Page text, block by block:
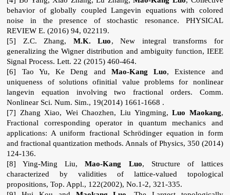
behavior of globally coupled Langevin equations with colored
noise in the presence of stochastic resonance. PHYSICAL
REVIEW E. (2016) 94, 022119.
[5] Z.C. Zhang, M.K. Luo, New integral transforms for
generalizing the Wigner distribution and ambiguity function, IEEE
Signal Process. Lett. 22 (2015) 460-464.
[6] Tao Yu, Ke Deng and Mao-Kang Luo, Existence and
uniqueness of solutions ofinitial value problems for nonlinear
langevin equation involving two fractional orders. Comm.
Nonlinear Sci. Num. Sim., 19(2014) 1661-1668 .
[7] Zhang Xiao, Wei Chaozhen, Liu Yingming,Luo Maokang,
Fractional corresponding operator in quantum mechanics and
applications: A uniform fractional Schrödinger equation in form
and fractional quantization methods. Annals of Physics, 350 (2014)
124-136.
[8] Ying-Ming Liu,Mao-Kang Luo, Structure of lattices
characterized by validities of lattice-valued topological
propositions, Top. Appl., 122(2002), No.1-2, 321-335.